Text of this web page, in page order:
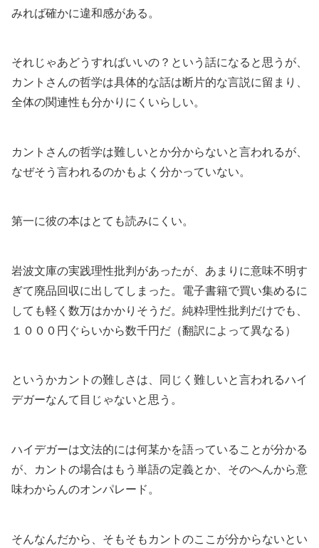
みれば確かに違和感がある。
それじゃあどうすればいいの？という話になると思うが、
カントさんの哲学は具体的な話は断片的な言説に留まり、
全体の関連性も分かりにくいらしい。
カントさんの哲学は難しいとか分からないと言われるが、
なぜそう言われるのかもよく分かっていない。
第一に彼の本はとても読みにくい。
岩波文庫の実践理性批判があったが、あまりに意味不明す
ぎて廃品回収に出してしまった。電子書籍で買い集めるに
しても軽く数万はかかりそうだ。純粋理性批判だけでも、
１０００円ぐらいから数千円だ（翻訳によって異なる）
というかカントの難しさは、同じく難しいと言われるハイ
デガーなんて目じゃないと思う。
ハイデガーは文法的には何某かを語っていることが分かる
が、カントの場合はもう単語の定義とか、そのへんから意
味わからんのオンパレード。
そんなんだから、そもそもカントのここが分からないとい